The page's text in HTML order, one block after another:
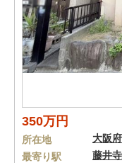
350万円
所在地 大阪府
最寄り駅
藤井